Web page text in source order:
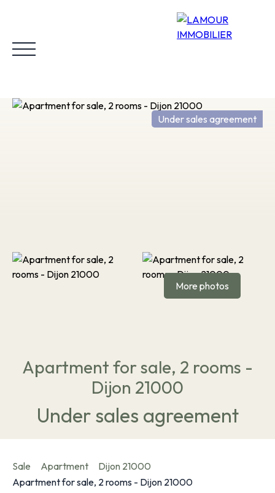
Under sales agreement
More photos
Apartment for sale, 2 rooms -
Dijon 21000
Under sales agreement
Sale Apartment
Dijon 21000
Apartment for sale, 2 rooms - Dijon 21000